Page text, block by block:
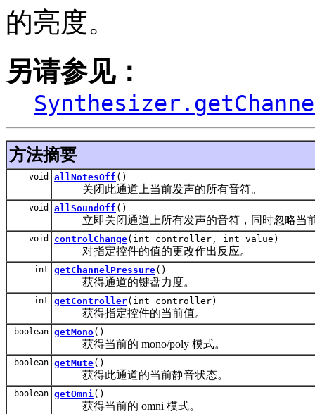
的亮度。
另请参见：
方法摘要
void allNotesOff ()
关闭此通道上当前发声的所有音符。
void allSoundOff ()
立即关闭通道上所有发声的音符，同时忽略当
void controlChange(int controller, int value)
对指定控件的值的更改作出反应。
int getChannelPressure()
获得通道的键盘力度。
int getController(int controller)
获得指定控件的当前值。
boolean getMono()
获得当前的 mono/poly 模式。
boolean getMute()
获得此通道的当前静音状态。
boolean getOmni ()
获得当前的 omni 模式。